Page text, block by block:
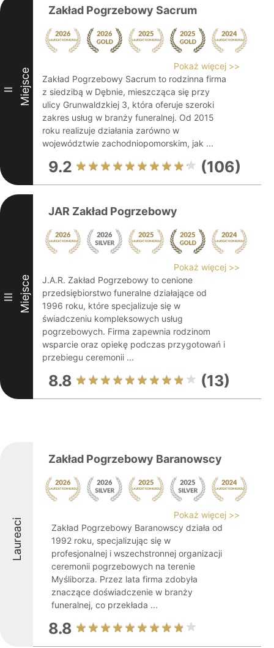
II Miejsce
Zakład Pogrzebowy Sacrum
Pokaż więcej >>
Zakład Pogrzebowy Sacrum to rodzinna firma
z siedzibą w Dębnie, mieszcząca się przy
ulicy Grunwaldzkiej 3, która oferuje szeroki
zakres usług w branży funeralnej. Od 2015
roku realizuje działania zarówno w
województwie zachodniopomorskim, jak ...
9.2 (106)
III Miejsce
JAR Zakład Pogrzebowy
Pokaż więcej >>
J.A.R. Zakład Pogrzebowy to cenione
przedsiębiorstwo funeralne działające od
1996 roku, które specjalizuje się w
świadczeniu kompleksowych usług
pogrzebowych. Firma zapewnia rodzinom
wsparcie oraz opiekę podczas przygotowań i
przebiegu ceremonii ...
8.8 (13)
Laureaci
Zakład Pogrzebowy Baranowscy
Pokaż więcej >>
Zakład Pogrzebowy Baranowscy działa od
1992 roku, specjalizując się w
profesjonalnej i wszechstronnej organizacji
ceremonii pogrzebowych na terenie
Myśliborza. Przez lata firma zdobyła
znaczące doświadczenie w branży
funeralnej, co przekłada ...
8.8